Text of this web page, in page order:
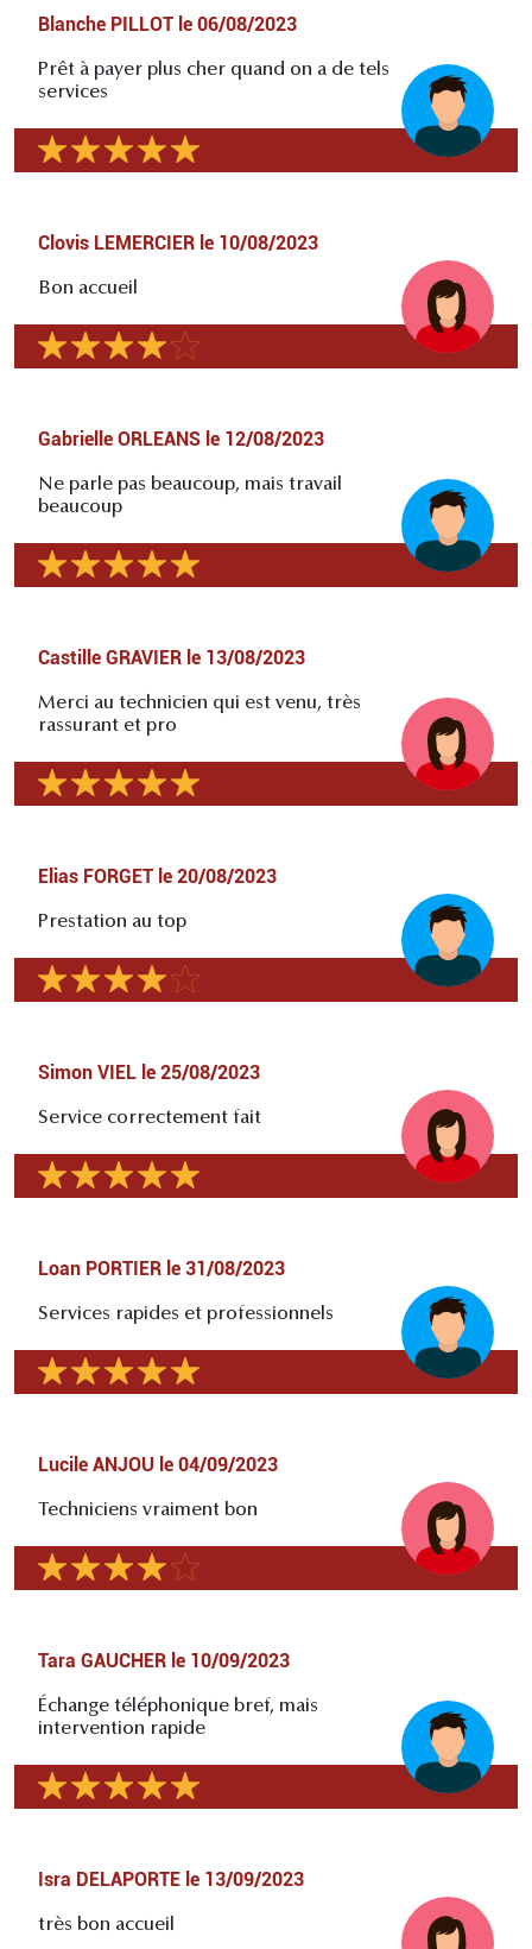
Blanche PILLOT le 06/08/2023
Prêt à payer plus cher quand on a de tels
services
Clovis LEMERCIER le 10/08/2023
Bon accueil
Gabrielle ORLEANS le 12/08/2023
Ne parle pas beaucoup, mais travail
beaucoup
Castille GRAVIER le 13/08/2023
Merci au technicien qui est venu, très
rassurant et pro
Elias FORGET le 20/08/2023
Prestation au top
Simon VIEL le 25/08/2023
Service correctement fait
Loan PORTIER le 31/08/2023
Services rapides et professionnels
Lucile ANJOU le 04/09/2023
Techniciens vraiment bon
Tara GAUCHER le 10/09/2023
Échange téléphonique bref, mais
intervention rapide
Isra DELAPORTE le 13/09/2023
très bon accueil